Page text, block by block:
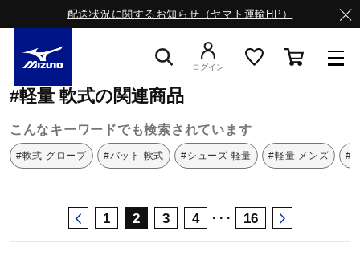
配送状況に関するお知らせ（ヤマト運輸HP）
ライフスタイルウエア
ランニング
ログイン
ミズノ公式オンライン
#軽量 軟式の関連商品
こんなキーワードでも検索されています
#軟式 グローブ #バット 軟式 #シューズ 軽量 #軽量 メンズ #
1 2 3 4 ･･･ 16